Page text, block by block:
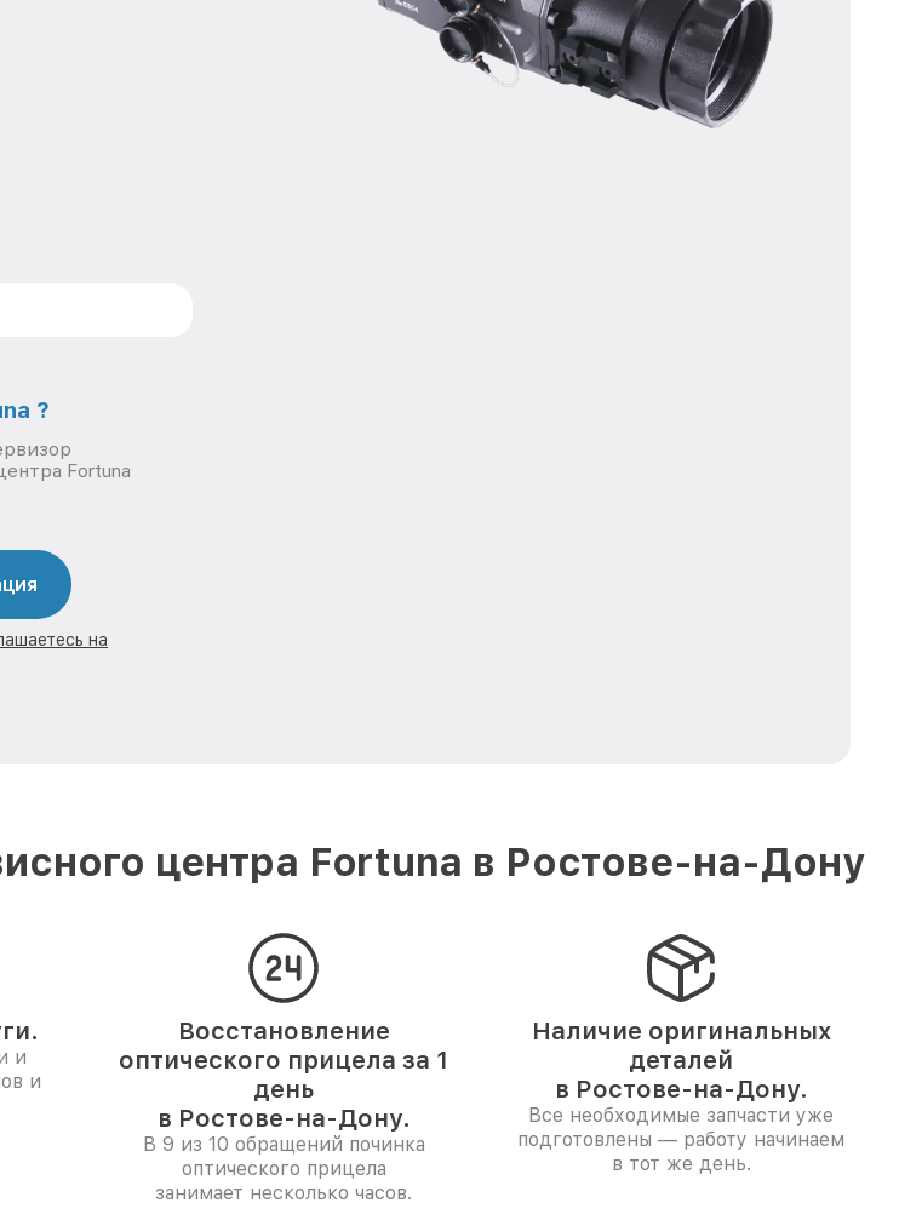
?
Fortuna
на
центра Fortuna в Ростове-на-Дону
и
и
Восстановление
оптического прицела за 1
день
в Ростове-на-Дону.
В 9 из 10 обращений починка
оптического прицела
занимает несколько часов.
Наличие оригинальных
деталей
в Ростове-на-Дону.
Все необходимые запчасти уже
подготовлены — работу начинаем
в тот же день.